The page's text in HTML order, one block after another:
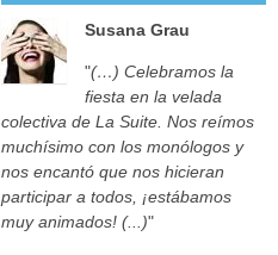
Susana Grau
"(…) Celebramos la
fiesta en la velada
colectiva de La Suite. Nos reímos
muchísimo con los monólogos y
nos encantó que nos hicieran
participar a todos, ¡estábamos
muy animados! (...)"